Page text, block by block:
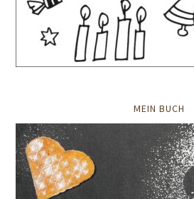
MEIN BUCH